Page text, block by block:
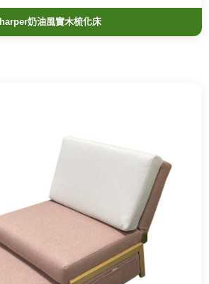
harper奶油風實木梳化床